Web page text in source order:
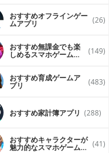
おすすめオフラインゲー
ムアプリ (26)
おすすめ無課金でも楽
しめるスマホゲームア (149)
おすすめ育成ゲームア
プリ (483)
おすすめ家計簿アプリ (288)
おすすめキャラクターが
魅力的なスマホゲームア (41)